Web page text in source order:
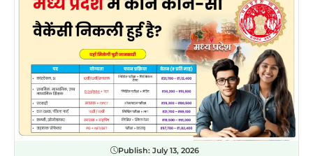
Publish: July 13, 2026